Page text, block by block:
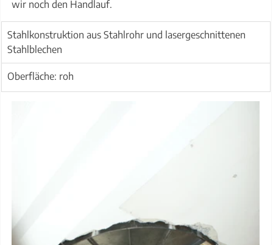
wir noch den Handlauf.
Stahlkonstruktion aus Stahlrohr und lasergeschnittenen
Stahlblechen
Oberfläche: roh